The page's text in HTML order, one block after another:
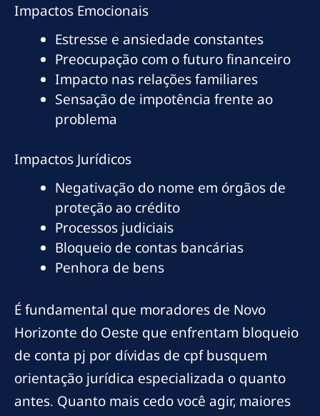
Impactos Emocionais
Estresse e ansiedade constantes
Preocupação com o futuro financeiro
Impacto nas relações familiares
Sensação de impotência frente ao
problema
Impactos Jurídicos
Negativação do nome em órgãos de
proteção ao crédito
Processos judiciais
Bloqueio de contas bancárias
Penhora de bens
É fundamental que moradores de Novo
Horizonte do Oeste que enfrentam bloqueio
de conta pj por dívidas de cpf busquem
orientação jurídica especializada o quanto
antes. Quanto mais cedo você agir, maiores